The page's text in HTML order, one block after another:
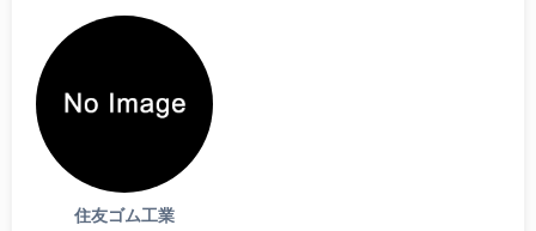
住友ゴム工業